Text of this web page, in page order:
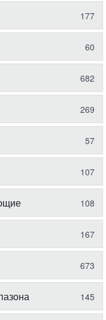
177
60
682
269
57
107
108
167
673
145